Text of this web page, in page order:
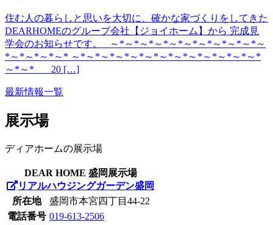
住む人の暮らしと思いを大切に、確かな家づくりをしてきた
DEARHOMEのグループ会社【ジョイホーム】から 完成見
学会のお知らせです。 ～*～*～*～*～*～*～*～*～*～*～
*～*～*～*～* ～*～*～*～*～*～*～*～*～*～*～*～*～*
～*～* 20 […]
最新情報一覧
展示場
ディアホームの展示場
DEAR HOME 盛岡展示場
リアルハウジングガーデン盛岡
所在地
盛岡市本宮四丁目44-22
電話番号 019-613-2506